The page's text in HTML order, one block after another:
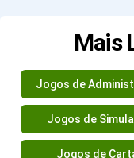
Mais
Jogos de
Jogos de
Jogos de